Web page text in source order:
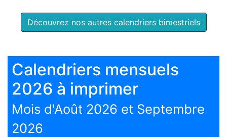
Découvrez nos autres calendriers bimestriels
Calendriers mensuels
2026 à imprimer
Mois d'Août 2026 et Septembre
2026